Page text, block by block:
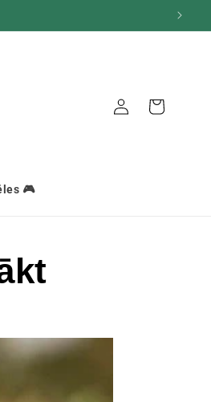
🎮
SavienojumsGrozs